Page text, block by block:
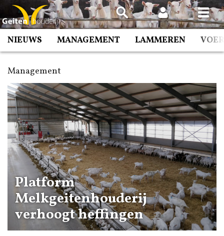
Spring
naar
inhoud
NIEUWS MANAGEMENT LAMMEREN
Management
Platform
Melkgeitenhouderij
verhoogt heffingen